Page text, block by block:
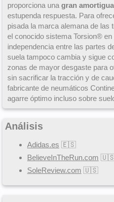
proporciona una gran
estupenda respuesta. Para
pisada la marca alemana de las
el conocido sistema Torsion®
independencia entre las partes
suela tampoco cambia y sigue
zonas de mayor desgaste para
sin sacrificar la tracción y de
fabricante de neumáticos
agarre óptimo incluso sobre
Análisis
Adidas.es 🇪🇸
BelieveInTheRun.com
SoleReview.com 🇺🇸